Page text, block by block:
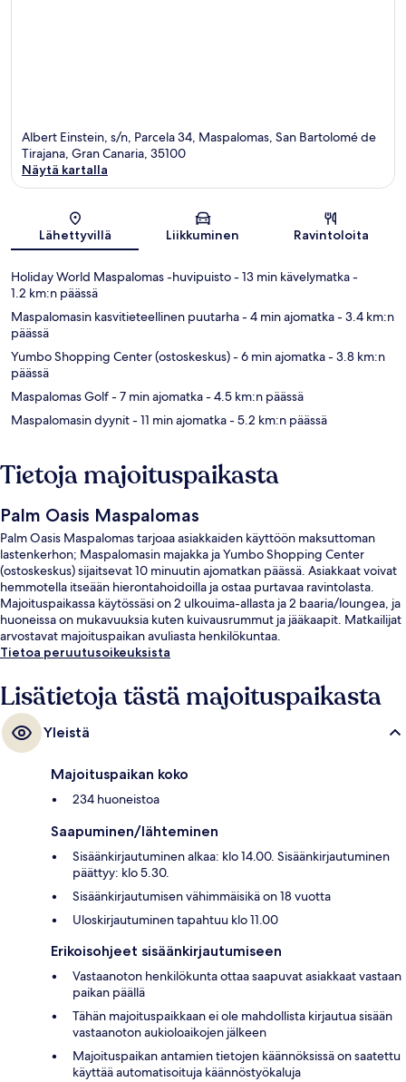
Albert Einstein, s/n, Parcela 34, Maspalomas, San Bartolomé de
Tirajana, Gran Canaria, 35100
Näytä kartalla
Lähettyvillä Liikkuminen Ravintoloita
Holiday World Maspalomas -huvipuisto- 13 min kävelymatka-
1.2 km:n päässä
Maspalomasin kasvitieteellinen puutarha- 4 min ajomatka- 3.4 km:n
päässä
Yumbo Shopping Center (ostoskeskus)- 6 min ajomatka- 3.8 km:n
päässä
Maspalomas Golf- 7 min ajomatka- 4.5 km:n päässä
Maspalomasin dyynit- 11 min ajomatka- 5.2 km:n päässä
Tietoja majoituspaikasta
Palm Oasis Maspalomas
Palm Oasis Maspalomas tarjoaa asiakkaiden käyttöön maksuttoman
lastenkerhon; Maspalomasin majakka ja Yumbo Shopping Center
(ostoskeskus) sijaitsevat 10 minuutin ajomatkan päässä. Asiakkaat voivat
hemmotella itseään hierontahoidoilla ja ostaa purtavaa ravintolasta.
Majoituspaikassa käytössäsi on 2 ulkouima-allasta ja 2 baaria/loungea, ja
huoneissa on mukavuuksia kuten kuivausrummut ja jääkaapit. Matkailijat
arvostavat majoituspaikan avuliasta henkilökuntaa.
Tietoa peruutusoikeuksista
Lisätietoja tästä majoituspaikasta
Yleistä
Majoituspaikan koko
234 huoneistoa
Saapuminen/lähteminen
Sisäänkirjautuminen alkaa: klo 14.00. Sisäänkirjautuminen
päättyy: klo 5.30.
Sisäänkirjautumisen vähimmäisikä on 18 vuotta
Uloskirjautuminen tapahtuu klo 11.00
Erikoisohjeet sisäänkirjautumiseen
Vastaanoton henkilökunta ottaa saapuvat asiakkaat vastaan
paikan päällä
Tähän majoituspaikkaan ei ole mahdollista kirjautua sisään
vastaanoton aukioloaikojen jälkeen
Majoituspaikan antamien tietojen käännöksissä on saatettu
käyttää automatisoituja käännöstyökaluja